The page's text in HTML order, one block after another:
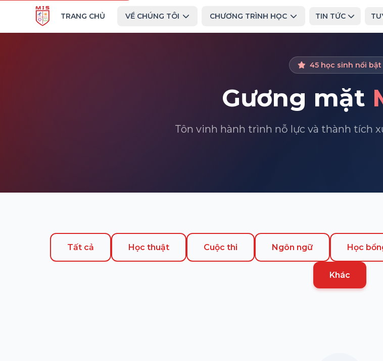
TRANG CHỦ VỀ CHÚNG TÔI CHƯƠNG TRÌNH HỌC TIN TỨC
45 học sinh nổi bật
Gương mặt
Tôn vinh hành trình nỗ lực và thành tích
Tất cả Học thuật Cuộc thi Ngôn ngữ Học
Khác